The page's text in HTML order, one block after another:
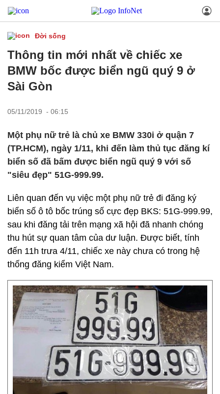
Đời sống
Thông tin mới nhất về chiếc xe
BMW bốc được biển ngũ quý 9 ở
Sài Gòn
05/11/2019 - 06:15
Một phụ nữ trẻ là chủ xe BMW 330i ở quận 7
(TP.HCM), ngày 1/11, khi đến làm thủ tục đăng kí
biển số đã bấm được biển ngũ quý 9 với số
"siêu đẹp" 51G-999.99.
Liên quan đến vụ việc một phụ nữ trẻ đi đăng ký
biển số ô tô bốc trúng số cực đẹp BKS: 51G-999.99,
sau khi đăng tải trên mạng xã hội đã nhanh chóng
thu hút sự quan tâm của dư luận. Được biết, tính
đến 11h trưa 4/11, chiếc xe này chưa có trong hệ
thống đăng kiểm Việt Nam.